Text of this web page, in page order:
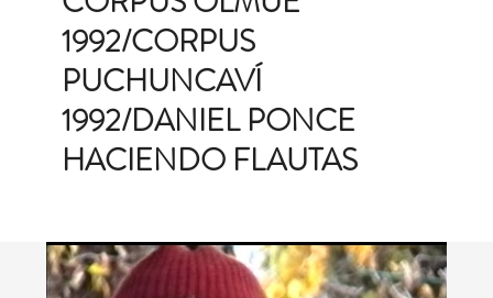
1992/CORPUS
PUCHUNCAVÍ
1992/DANIEL PONCE
HACIENDO FLAUTAS